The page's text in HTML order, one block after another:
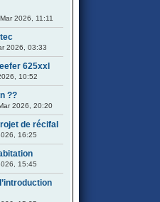
2026, 11:11
2026, 03:33
625xxl
10:52
??
2026, 20:20
de récifal
16:25
15:45